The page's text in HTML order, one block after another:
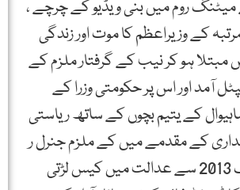
روم میں بنی ویڈیو کے چرچے ،
کے وزیراعظم کا موت اور زندگی
ہو کر نیب کے گرفتار ملزم کے
آمد اور اس پر حکومتی وزرا کے
کے یتیم بچوں کے ساتھ ریاستی
کے مقدمے میں کے ملزم جنرل ر
مشرف کے خلاف 2013 سے عدالت میں کیس لڑتی